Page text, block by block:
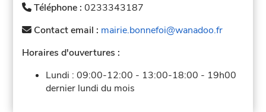
Téléphone :0233343187
Contact email : mairie.bonnefoi@wanadoo.fr
Horaires d'ouvertures :
Lundi :09:00-12:00 - 13:00-18:00 - 19h00
dernier lundi du mois